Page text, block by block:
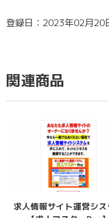
登録日：2023年02月20
関連商品
求人情報サイト運営シス